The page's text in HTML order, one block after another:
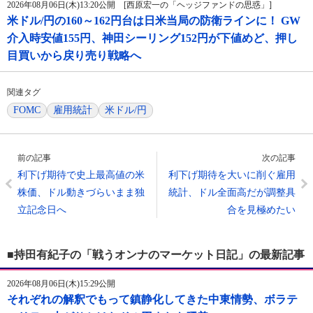
2026年08月06日(木)13:20公開 [西原宏一の「ヘッジファンドの思惑」]
米ドル/円の160～162円台は日米当局の防衛ラインに！ GW
介入時安値155円、神田シーリング152円が下値めど、押し
目買いから戻り売り戦略へ
関連タグ
FOMC 雇用統計 米ドル/円
前の記事
利下げ期待で史上最高値の米
株価、ドル動きづらいまま独
立記念日へ
次の記事
利下げ期待を大いに削ぐ雇用
統計、ドル全面高だが調整具
合を見極めたい
■持田有紀子の「戦うオンナのマーケット日記」の最新記事
2026年08月06日(木)15:29公開
それぞれの解釈でもって鎮静化してきた中東情勢、ボラテ